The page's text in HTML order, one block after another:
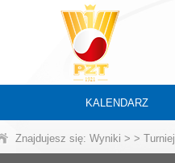
KALENDARZ
Znajdujesz się: Wyniki > > Turniej